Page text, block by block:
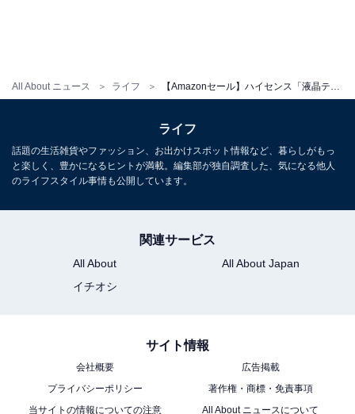
All About ニュース ライフ
ド ネット動画 スマート ダブル録画 チューナー内蔵 Alexa
ライフ
話題の生活雑貨やファッション、お出かけスポット情報など、暮らしがもっ
と楽しく、豊かになるヒントが満載。編集部が独自調査した、気になる他人
のライフスタイル事情も公開しています。
関連サービス
All About
All About Japan
イチオシ
サイト情報
会社概要
広告掲載
プライバシーポリシー
著作権・商標・免責事項
当サイトの情報についての注意
All About ニュースについて